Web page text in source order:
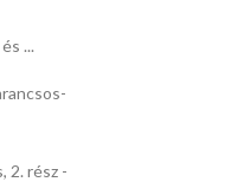
...
2. rész -